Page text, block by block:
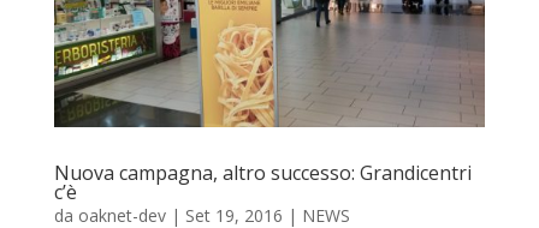
Nuova campagna, altro successo: Grandicentri
c’è
da oaknet-dev| Set 19, 2016 | NEWS